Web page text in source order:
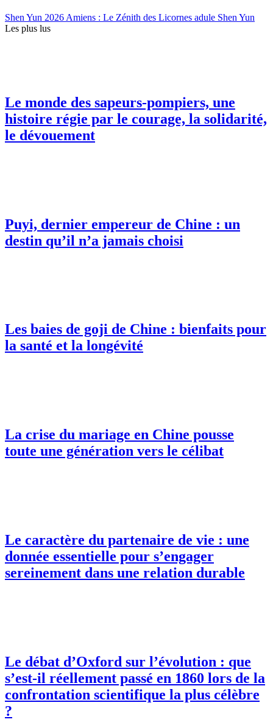
Shen Yun 2026 Amiens : Le Zénith des Licornes adule Shen Yun
Les plus lus
Le monde des sapeurs-pompiers, une
histoire régie par le courage, la solidarité,
le dévouement
Puyi, dernier empereur de Chine : un
destin qu’il n’a jamais choisi
Les baies de goji de Chine : bienfaits pour
la santé et la longévité
La crise du mariage en Chine pousse
toute une génération vers le célibat
Le caractère du partenaire de vie : une
donnée essentielle pour s’engager
sereinement dans une relation durable
Le débat d’Oxford sur l’évolution : que
s’est-il réellement passé en 1860 lors de la
confrontation scientifique la plus célèbre
?